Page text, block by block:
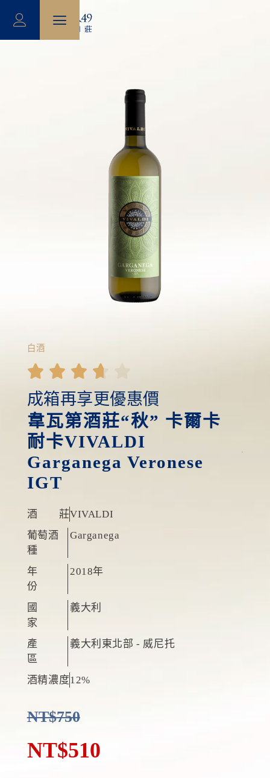
白酒
    
成箱再享更優惠價
韋瓦第酒莊“秋” 卡爾卡
耐卡VIVALDI
Garganega Veronese
IGT
酒 莊VIVALDI
葡萄酒
種
Garganega
年
份
2018年
國
家
義大利
產
區
義大利東北部 - 威尼托
酒精濃度12%
NT$750
NT$510